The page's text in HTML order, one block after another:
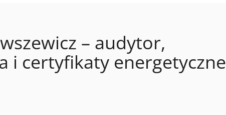
– audytor,
i certyfikaty energetyczne